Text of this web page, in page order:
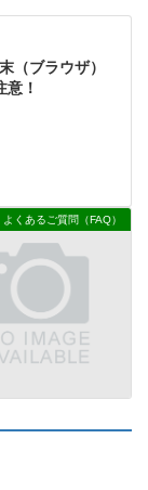
（ブラウザ）
意！
よくあるご質問（FAQ）